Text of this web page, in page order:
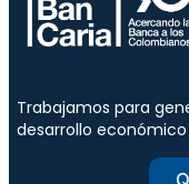
Trabajamos para
desarrollo